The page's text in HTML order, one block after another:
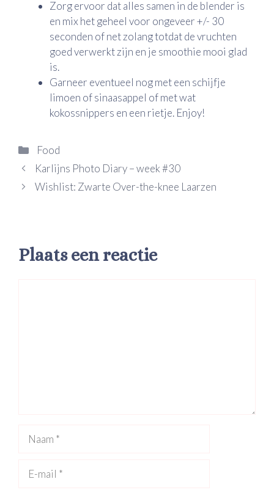
Zorg ervoor dat alles samen in de blender is
en mix het geheel voor ongeveer +/- 30
seconden of net zolang totdat de vruchten
goed verwerkt zijn en je smoothie mooi glad
is.
Garneer eventueel nog met een schijfje
limoen of sinaasappel of met wat
kokossnippers en een rietje. Enjoy!
Categorieën
Food
Karlijns Photo Diary – week #30
Wishlist: Zwarte Over-the-knee Laarzen
Plaats een reactie
mail